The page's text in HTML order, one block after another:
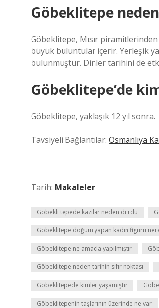
Göbeklitepe
Göbeklitepe, Mısır
büyük buluntular içerir. Yerleşik
bulunmuştur. Dinler tarihini de
Göbeklitepe’de
Göbeklitepe, yaklaşık 12 yıl sonra.
Tavsiyeli Bağlantılar: Osmanlıya
Tarih: Makaleler
Göbekli tepede kazılar neden durdu
Göbeklitepe doğum yapan kadın figürü
Göbeklitepe ne amacla yapılmıştır
Göbeklitepe neden tarihin sıfır noktası
Göbeklitepede kimler yaşamıştır
Göbeklitepenin taşlarının üzerinde ne var